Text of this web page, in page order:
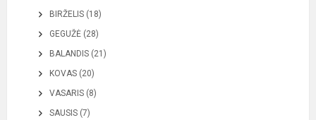
BIRŽELIS (18)
GEGUŽĖ (28)
BALANDIS (21)
KOVAS (20)
VASARIS (8)
SAUSIS (7)